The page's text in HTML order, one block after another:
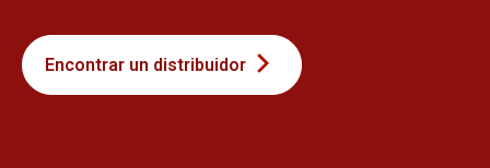
Encontrar un distribuidor